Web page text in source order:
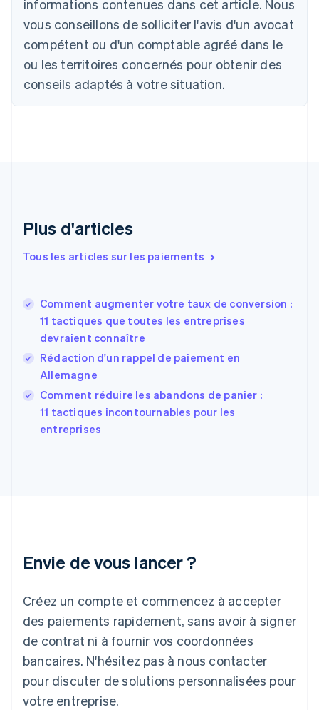
informations contenues dans cet article. Nous
vous conseillons de solliciter l'avis d'un avocat
compétent ou d'un comptable agréé dans le
ou les territoires concernés pour obtenir des
conseils adaptés à votre situation.
Plus d'articles
Tous les articles sur les paiements
Comment augmenter votre taux de conversion :
11 tactiques que toutes les entreprises
devraient connaître
Rédaction d'un rappel de paiement en
Allemagne
Comment réduire les abandons de panier :
11 tactiques incontournables pour les
entreprises
Envie de vous lancer ?
Créez un compte et commencez à accepter
des paiements rapidement, sans avoir à signer
de contrat ni à fournir vos coordonnées
bancaires. N'hésitez pas à nous contacter
pour discuter de solutions personnalisées pour
votre entreprise.
NederlandsFrançaisDeutschEnglish
Brésil
PortuguêsEnglish
Bulgarie
English
English Français
Chine continentale
English
Espagne
États-Unis
EnglishEspañol 简体中文
Finlande
English Svenska
FrançaisEnglish
Gibraltar
English
Grèce
English
Japon
Lettonie
English
Liechtenstein
DeutschEnglish
Lituanie
Luxembourg
FrançaisDeutschEnglish